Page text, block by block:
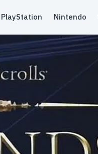
PlayStation Nintendo